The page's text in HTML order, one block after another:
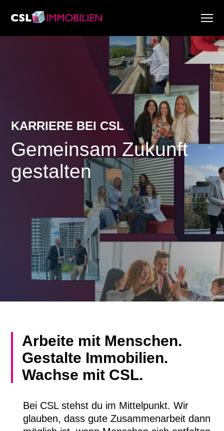
Karriere
Research & Marktberichte
KARRIERE BEI CSL
Gemeinsam Zukunft
gestalten
Arbeite mit Menschen.
Gestalte Immobilien.
Wachse mit CSL.
Bei CSL stehst du im Mittelpunkt. Wir
glauben, dass gute Zusammenarbeit dann